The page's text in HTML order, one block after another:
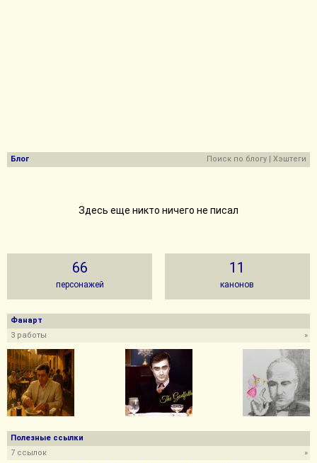
Блог Поиск по блогу Хэштеги
Здесь еще никто ничего не писал
66
персонажей
11
канонов
Фанарт
»
3 работы
Полезные ссылки
7 ссылок
»